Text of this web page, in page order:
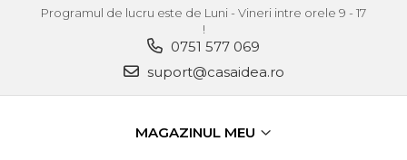
tamplarie si alte domenii
Suruburi si dibluri
Carlige de Ridicare
Programul de lucru este de Luni - Vineri intre orele 9 - 17
!
0751 577 069
suport@casaidea.ro
MAGAZINUL MEU